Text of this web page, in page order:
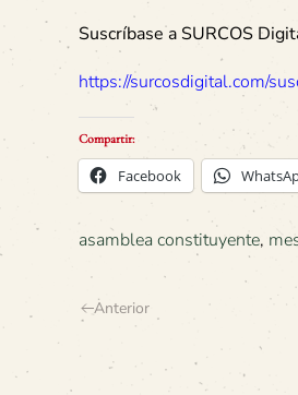
Suscríbase a SURCOS
https://surcosdigital.com/
Compartir:
Facebook
asamblea constituyente,
Anterior